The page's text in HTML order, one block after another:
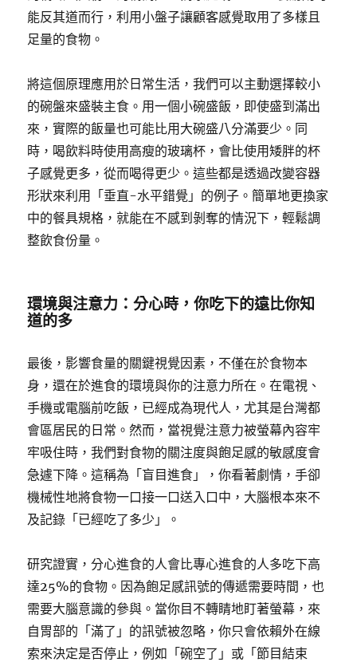
能反其道而行，利用小盤子讓顧客感覺取用了多樣且
足量的食物。
將這個原理應用於日常生活，我們可以主動選擇較小
的碗盤來盛裝主食。用一個小碗盛飯，即使盛到滿出
來，實際的飯量也可能比用大碗盛八分滿要少。同
時，喝飲料時使用高瘦的玻璃杯，會比使用矮胖的杯
子感覺更多，從而喝得更少。這些都是透過改變容器
形狀來利用「垂直-水平錯覺」的例子。簡單地更換家
中的餐具規格，就能在不感到剝奪的情況下，輕鬆調
整飲食份量。
環境與注意力：分心時，你吃下的遠比你知
道的多
最後，影響食量的關鍵視覺因素，不僅在於食物本
身，還在於進食的環境與你的注意力所在。在電視、
手機或電腦前吃飯，已經成為現代人，尤其是台灣都
會區居民的日常。然而，當視覺注意力被螢幕內容牢
牢吸住時，我們對食物的關注度與飽足感的敏感度會
急遽下降。這稱為「盲目進食」，你看著劇情，手卻
機械性地將食物一口接一口送入口中，大腦根本來不
及記錄「已經吃了多少」。
研究證實，分心進食的人會比專心進食的人多吃下高
達25%的食物。因為飽足感訊號的傳遞需要時間，也
需要大腦意識的參與。當你目不轉睛地盯著螢幕，來
自胃部的「滿了」的訊號被忽略，你只會依賴外在線
索來決定是否停止，例如「碗空了」或「節目結束